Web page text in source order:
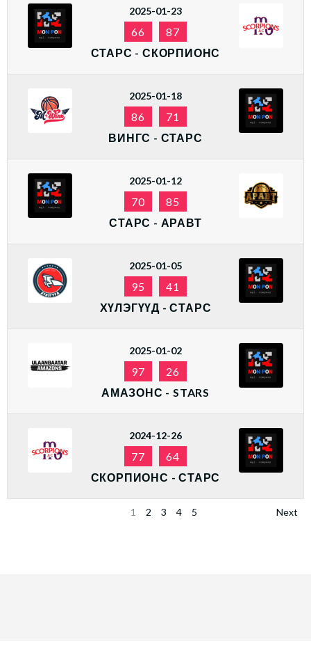
2025-01-23
66
87
СТАРС - СКОРПИОНС
2025-01-18
86
71
ВИНГС - СТАРС
2025-01-12
70
85
СТАРС - АРАВТ
2025-01-05
95
41
ХҮЛЭГҮҮД - СТАРС
2025-01-02
97
26
АМАЗОНС - STARS
2024-12-26
77
64
СКОРПИОНС - СТАРС
1 2 3 4 5 Next